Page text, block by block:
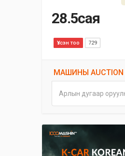
28.5сая
Үзсэн тоо 729
МАШИНЫ AUCTION
Арлын дугаар